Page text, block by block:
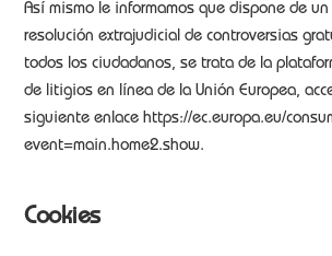
Así mismo le informamos que dispone de
resolución extrajudicial de controversias
todos los ciudadanos, se trata de la
de litigios en línea de la Unión Europea,
siguiente enlace https://ec.europa.eu/
event=main.home2.show.
Cookies